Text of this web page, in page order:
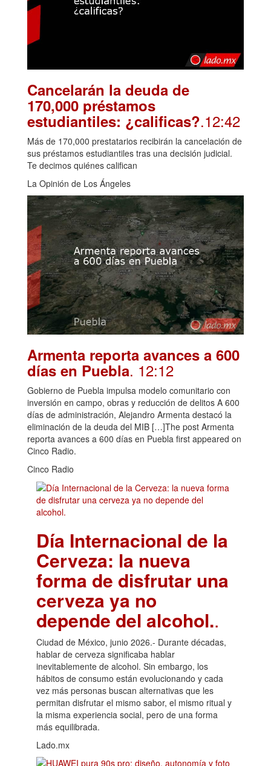
Cancelarán la deuda de
170,000 préstamos
estudiantiles: ¿calificas?.12:42
Más de 170,000 prestatarios recibirán la cancelación de
sus préstamos estudiantiles tras una decisión judicial.
Te decimos quiénes califican
La Opinión de Los Ángeles
Armenta reporta avances a 600
días en Puebla. 12:12
Gobierno de Puebla impulsa modelo comunitario con
inversión en campo, obras y reducción de delitos A 600
días de administración, Alejandro Armenta destacó la
eliminación de la deuda del MIB […]The post Armenta
reporta avances a 600 días en Puebla first appeared on
Cinco Radio.
Cinco Radio
Día Internacional de la
Cerveza: la nueva
forma de disfrutar una
cerveza ya no
depende del alcohol..
Ciudad de México, junio 2026.- Durante décadas,
hablar de cerveza significaba hablar
inevitablemente de alcohol. Sin embargo, los
hábitos de consumo están evolucionando y cada
vez más personas buscan alternativas que les
permitan disfrutar el mismo sabor, el mismo ritual y
la misma experiencia social, pero de una forma
más equilibrada.
Lado.mx